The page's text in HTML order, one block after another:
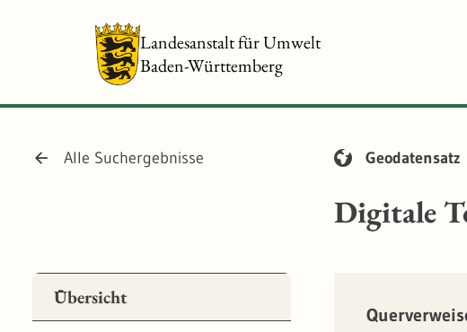
Landesanstalt für Umwelt
Baden-Württemberg
Alle Suchergebnisse Geodatensatz
Digitale
Übersicht